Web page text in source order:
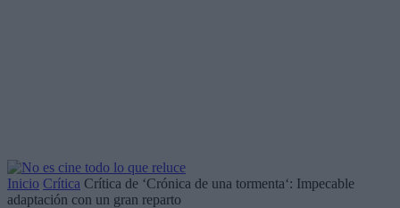
Inicio Crítica Crítica de ‘Crónica de una tormenta‘: Impecable
adaptación con un gran reparto